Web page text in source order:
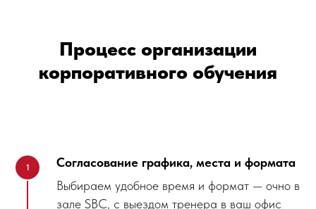
Процесс организации
корпоративного обучения
Согласование графика, места и формата
Выбираем удобное время и формат — очно в
зале SBC, с выездом тренера в ваш офис